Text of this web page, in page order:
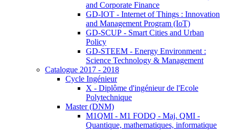
and Corporate Finance
GD-IOT - Internet of Things : Innovation
and Management Program (IoT)
GD-SCUP - Smart Cities and Urban
Policy
GD-STEEM - Energy Environment :
Science Technology & Management
Catalogue 2017 - 2018
Cycle Ingénieur
X - Diplôme d'ingénieur de l'Ecole
Polytechnique
Master (DNM)
M1QMI - M1 FODQ - Maj. QMI -
Quantique, mathematiques, informatique